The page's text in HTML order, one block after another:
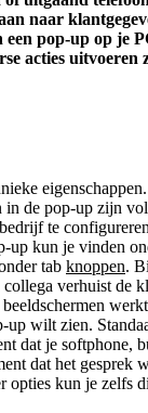
naar
pop-up op je
acties uitvoeren
in de pop-up zijn
te
up kun je vinden
tab knoppen.
collega verhuist de
up wilt zien.
dat je softphone,
dat het gesprek
opties kun je zelfs